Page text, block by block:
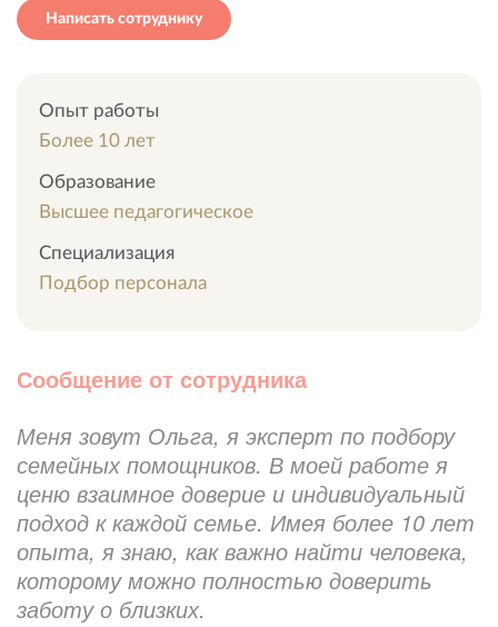
Написать сотруднику
Опыт работы
Более 10 лет
Образование
Высшее педагогическое
Специализация
Подбор персонала
Сообщение от сотрудника
Меня зовут Ольга, я эксперт по подбору
семейных помощников. В моей работе я
ценю взаимное доверие и индивидуальный
подход к каждой семье. Имея более 10 лет
опыта, я знаю, как важно найти человека,
которому можно полностью доверить
заботу о близких.